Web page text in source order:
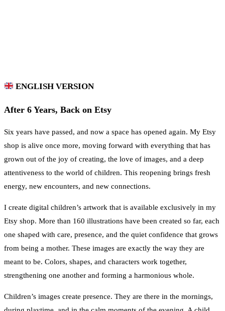
ENGLISH VERSION
After 6 Years, Back on Etsy
Six years have passed, and now a space has opened again. My Etsy
shop is alive once more, moving forward with everything that has
grown out of the joy of creating, the love of images, and a deep
attentiveness to the world of children. This reopening brings fresh
energy, new encounters, and new connections.
I create digital children’s artwork that is available exclusively in my
Etsy shop. More than 160 illustrations have been created so far, each
one shaped with care, presence, and the quiet confidence that grows
from being a mother. These images are exactly the way they are
meant to be. Colors, shapes, and characters work together,
strengthening one another and forming a harmonious whole.
Children’s images create presence. They are there in the mornings,